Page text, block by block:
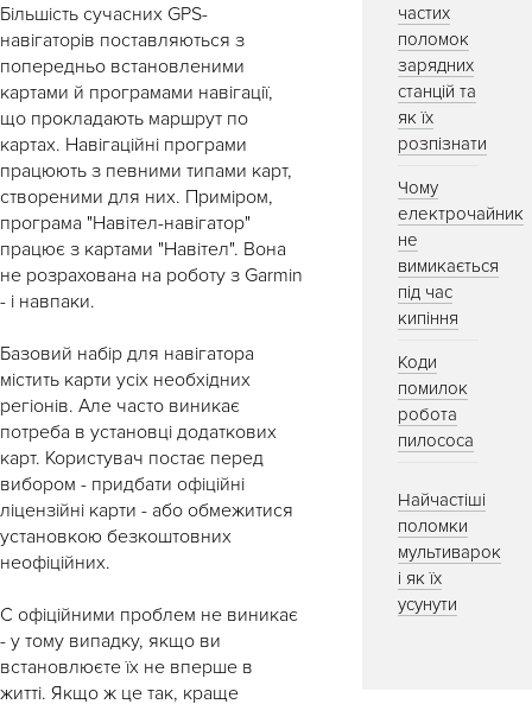
Більшість сучасних GPS-
навігаторів поставляються з
попередньо встановленими
картами й програмами навігації,
що прокладають маршрут по
картах. Навігаційні програми
працюють з певними типами карт,
створеними для них. Приміром,
програма "Навітел-навігатор"
працює з картами "Навітел". Вона
не розрахована на роботу з Garmin
- і навпаки.
Базовий набір для навігатора
містить карти усіх необхідних
регіонів. Але часто виникає
потреба в установці додаткових
карт. Користувач постає перед
вибором - придбати офіційні
ліцензійні карти - або обмежитися
установкою безкоштовних
неофіційних.
C офіційними проблем не виникає
- у тому випадку, якщо ви
встановлюєте їх не вперше в
житті. Якщо ж це так, краще
частих
поломок
зарядних
станцій та
як їх
розпізнати
Чому
електрочайник
не
вимикається
під час
кипіння
Коди
помилок
робота
пилососа
Найчастіші
поломки
мультиварок
і як їх
усунути